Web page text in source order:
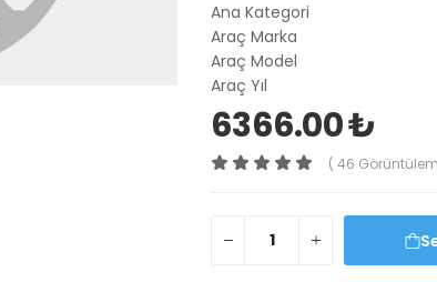
Ana Kategori
Araç Marka
Araç Model
Araç Yıl
6366.00 ₺
( 46